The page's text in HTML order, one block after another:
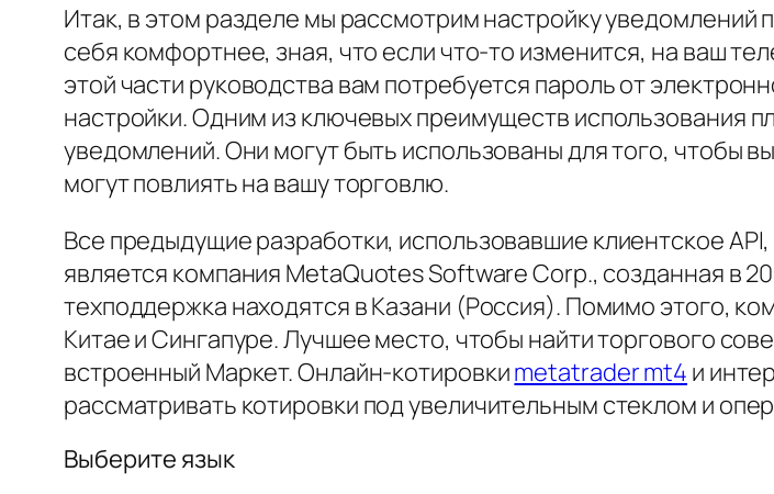
Итак, в этом разделе мы рассмотрим настройку уведомлений
себя комфортнее, зная, что если что-то изменится, на ваш
этой части руководства вам потребуется пароль от
настройки. Одним из ключевых преимуществ использования
уведомлений. Они могут быть использованы для того, чтобы
могут повлиять на вашу торговлю.
Все предыдущие разработки, использовавшие клиентское
является компания MetaQuotes Software Corp., созданная в
техподдержка находятся в Казани (Россия). Помимо этого,
Китае и Сингапуре. Лучшее место, чтобы найти торгового
встроенный Маркет. Онлайн-котировкиmetatrader mt4 и
рассматривать котировки под увеличительным стеклом и
Выберите язык